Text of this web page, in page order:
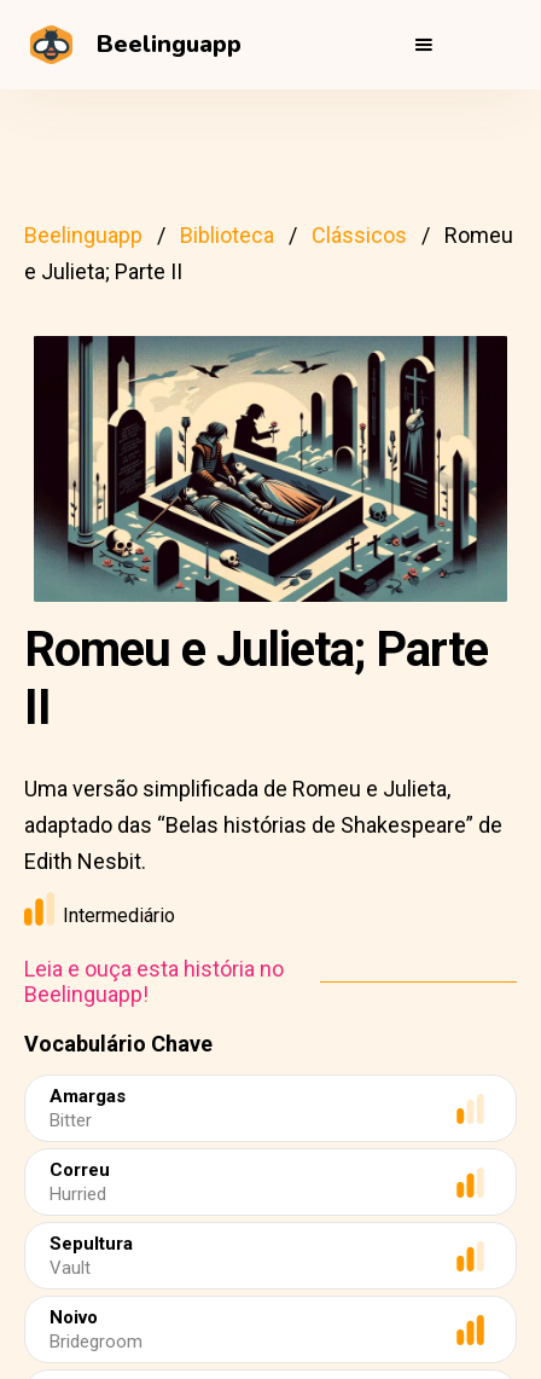
Beelinguapp
Beelinguapp Biblioteca Clássicos
Romeu
e Julieta; Parte II
Vocabulário Chave
Amargas
Bitter
Correu
Hurried
Sepultura
Vault
Noivo
Bridegroom
Romeu e Julieta; Parte
II
Uma versão simplificada de Romeu e Julieta,
adaptado das “Belas histórias de Shakespeare” de
Edith Nesbit.
Intermediário
Leia e ouça esta história no
Beelinguapp!